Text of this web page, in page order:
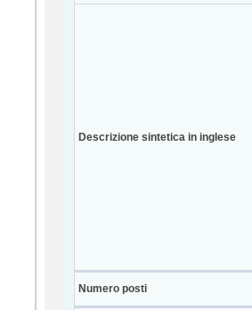
Descrizione sintetica in inglese
Numero posti